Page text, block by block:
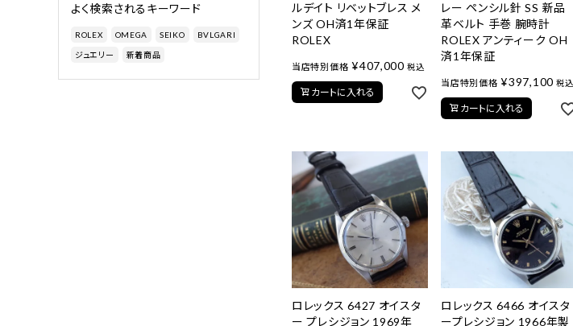
よく検索されるキーワード
ROLEX OMEGA SEIKO BVLGARI
ジュエリー 新着商品
ルデイト リベットブレス メ
ンズ OH済1年保証
ROLEX
当店特別価格 ¥407,000 税込
カートに入れる
レー ペンシル針 SS 新品
革ベルト 手巻 腕時計
ROLEX アンティーク OH
済1年保証
当店特別価格 ¥397,100 税込
カートに入れる
ロレックス 6427 オイスタ
ー プレシジョン 1969年
ロレックス 6466 オイスタ
ープレシジョン 1966年製